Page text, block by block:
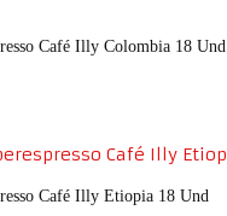
Café Illy Colombia 18 Und
Café Illy Etiopia 18 Und